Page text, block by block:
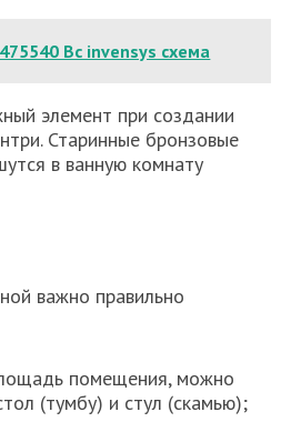
Bc invensys схема
элемент при создании
Старинные бронзовые
в ванную комнату
важно правильно
помещения, можно
(тумбу) и стул (скамью);